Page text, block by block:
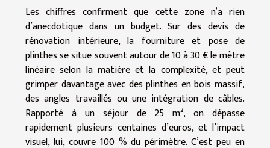
Les chiffres confirment que cette zone n’a rien
d’anecdotique dans un budget. Sur des devis de
rénovation intérieure, la fourniture et pose de
plinthes se situe souvent autour de 10 à 30 € le mètre
linéaire selon la matière et la complexité, et peut
grimper davantage avec des plinthes en bois massif,
des angles travaillés ou une intégration de câbles.
Rapporté à un séjour de 25 m², on dépasse
rapidement plusieurs centaines d’euros, et l’impact
visuel, lui, couvre 100 % du périmètre. C’est peu en